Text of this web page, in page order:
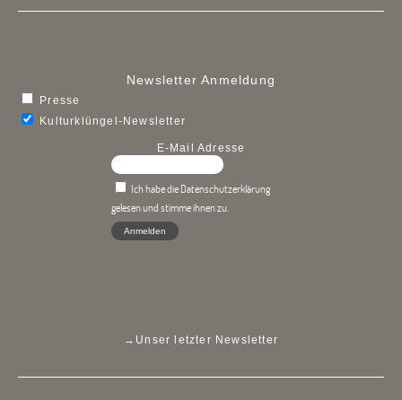
Newsletter Anmeldung
Presse
Kulturklüngel-Newsletter
E-Mail Adresse
Ich habe die Datenschutzerklärung
gelesen und stimme ihnen zu.
→ Unser letzter Newsletter